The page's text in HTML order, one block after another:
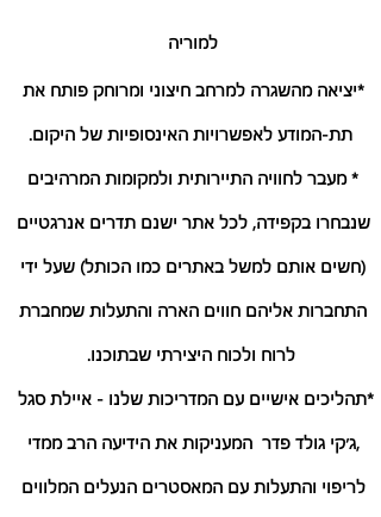
למוריה
*יציאה מהשגרה למרחב חיצוני ומרוחק פותח את
תת-המודע לאפשרויות האינסופיות של היקום.
* מעבר לחוויה התיירותית ולמקומות המרהיבים
שנבחרו בקפידה, לכל אתר ישנם תדרים אנרגטיים
(חשים אותם למשל באתרים כמו הכותל) שעל ידי
התחברות אליהם חווים הארה והתעלות שמחברת
לרוח ולכוח היצירתי שבתוכנו.
*תהליכים אישיים עם המדריכות שלנו - איילת סגל
,ג׳קי גולד פדר  המעניקות את הידיעה הרב ממדי
לריפוי והתעלות עם המאסטרים הנעלים המלווים